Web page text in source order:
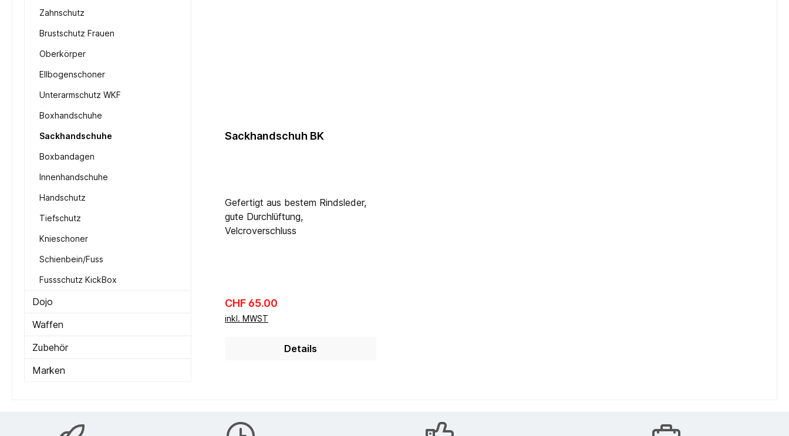
Zahnschutz
Brustschutz Frauen
Oberkörper
Ellbogenschoner
Unterarmschutz WKF
Boxhandschuhe
Sackhandschuhe
Boxbandagen
Innenhandschuhe
Handschutz
Tiefschutz
Knieschoner
Schienbein/Fuss
Fussschutz KickBox
Dojo
Waffen
Zubehör
Marken
Sackhandschuh BK
Gefertigt aus bestem Rindsleder,
gute Durchlüftung,
Velcroverschluss
Regulärer Preis:
CHF 65.00
inkl. MWST
Details